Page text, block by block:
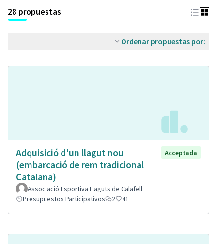
28 propuestas
Ordenar propuestas por:
Adquisició d'un llagut nou
(embarcació de rem tradicional
Catalana)
Acceptada
Associació Esportiva Llaguts de Calafell
Presupuestos Participativos
2 41